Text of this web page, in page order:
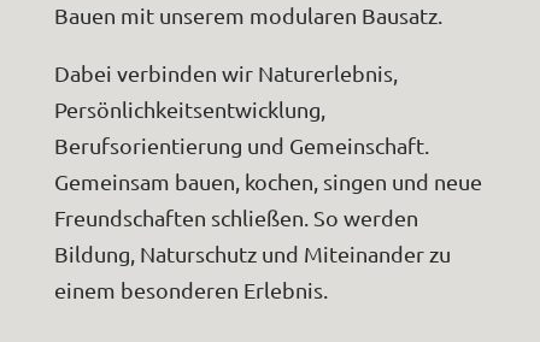
Bauen mit unserem modularen Bausatz.
Dabei verbinden wir Naturerlebnis,
Persönlichkeitsentwicklung,
Berufsorientierung und Gemeinschaft.
Gemeinsam bauen, kochen, singen und neue
Freundschaften schließen. So werden
Bildung, Naturschutz und Miteinander zu
einem besonderen Erlebnis.